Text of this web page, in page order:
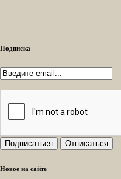
Подписка
Новое на сайте